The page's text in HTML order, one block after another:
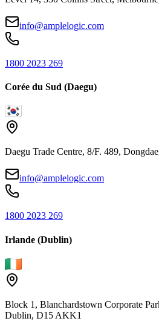
info@amplelogic.com
1800 2023 269
Corée du Sud (Daegu)
Daegu Trade Centre, 8/F. 489,
info@amplelogic.com
1800 2023 269
Irlande (Dublin)
Block 1, Blanchardstown Corporate
Dublin, D15 AKK1